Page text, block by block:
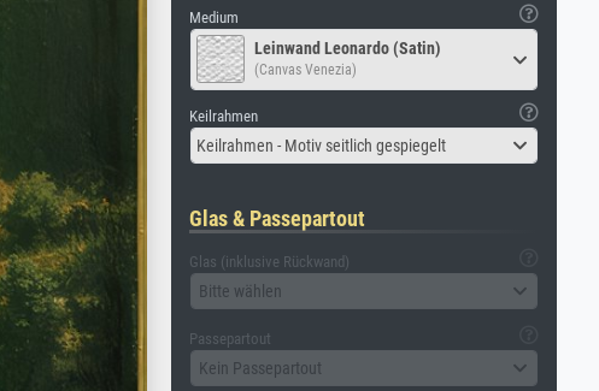
Medium
Leinwand Leonardo (Satin)
(Canvas Venezia)
Keilrahmen
Keilrahmen - Motiv seitlich gespiegelt
Glas & Passepartout
Glas (inklusive Rückwand)
Bitte wählen
Passepartout
Kein Passepartout